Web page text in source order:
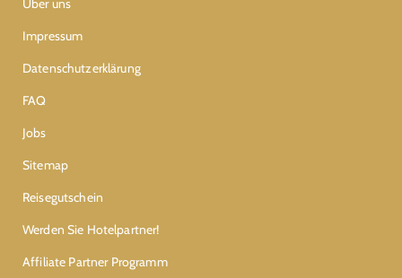
Über uns
Impressum
Datenschutzerklärung
FAQ
Jobs
Sitemap
Reisegutschein
Werden Sie Hotelpartner!
Affiliate Partner Programm